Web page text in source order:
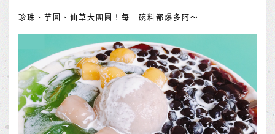
珍珠、芋圓、仙草大團圓！每一碗料都爆多阿～